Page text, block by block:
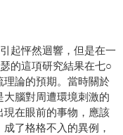
起怦然迴響，但是在一
的這項研究結果在七○
論的預期。當時關於
腦對周遭環境刺激的
在眼前的事物，應該
了格格不入的異例，